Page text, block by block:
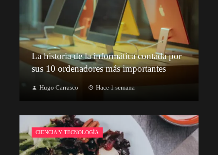
La historia de la informática contada por
sus 10 ordenadores más importantes
Hugo Carrasco Hace 1 semana
CIENCIA Y TECNOLOGÍA